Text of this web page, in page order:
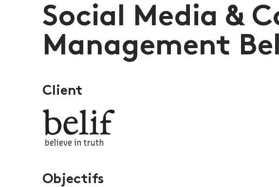
Social Media &
Management
Client
Objectifs